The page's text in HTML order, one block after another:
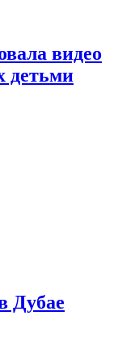
видео
детьми
Дубае